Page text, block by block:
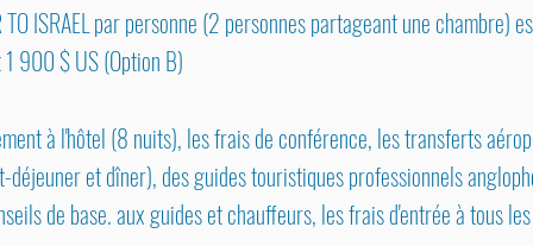
TO ISRAEL par personne (2 personnes partageant une chambre)
900 $ US (Option B)
à l'hôtel (8 nuits), les frais de conférence, les transferts
et dîner), des guides touristiques professionnels
de base. aux guides et chauffeurs, les frais d'entrée à tous